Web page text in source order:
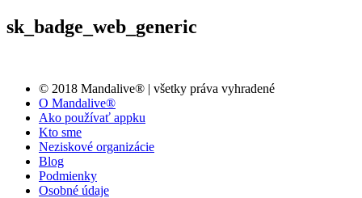
sk_badge_web_generic
© 2018 Mandalive® | všetky práva vyhradené
O Mandalive®
Ako používať appku
Kto sme
Neziskové organizácie
Blog
Podmienky
Osobné údaje